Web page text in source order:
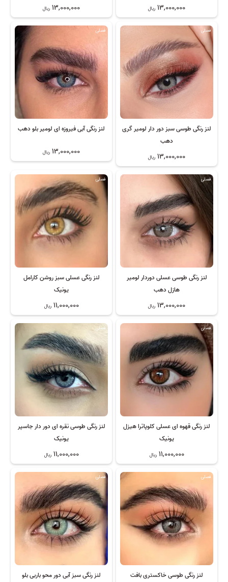
13,000,000 ریال 13,000,000 ریال
لنز رنگی طوسی سبز دور دار لومیر گری
دهب
13,000,000 ریال
فصلی
لنز رنگی آبی فیروزه ای لومیر بلو دهب
13,000,000 ریال
فصلی
لنز رنگی طوسی عسلی دوردار لومیر
هازل دهب
13,000,000 ریال
فصلی
لنز رنگی عسلی سبز روشن کارامل
یونیک
11,000,000 ریال
فصلی
لنز رنگی قهوه ای عسلی کلوپاترا هیزل
یونیک
11,000,000 ریال
فصلی
لنز رنگی طوسی نقره ای دور دار جاسپر
یونیک
11,000,000 ریال
فصلی
لنز رنگی طوسی خاکستری بافت
فصلی
لنز رنگی سبز آبی دور محو باربی بلو
فصلی